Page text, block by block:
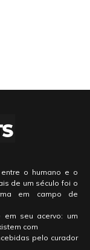
o humano e o
de um século foi o
em campo de
seu acervo: um
com
pelo curador